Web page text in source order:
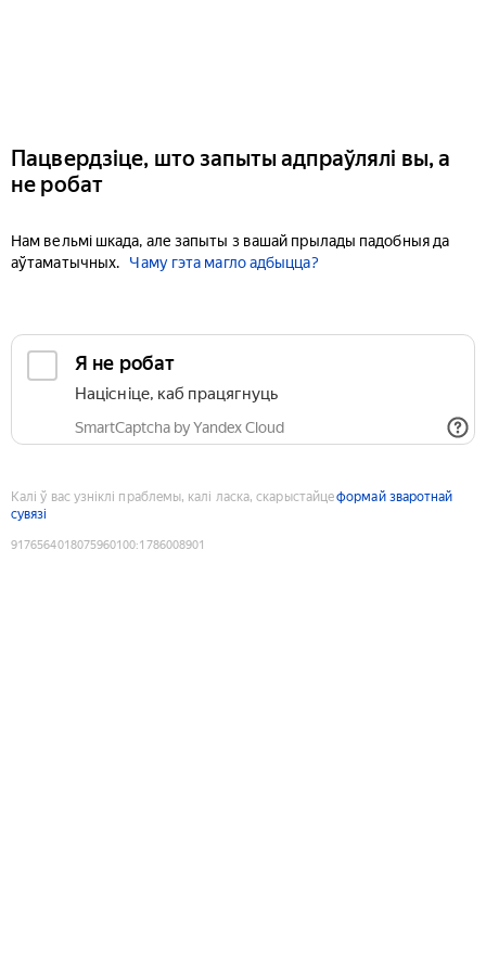
Пацвердзіце, што запыты адпраўлялі вы, а
не робат
Нам вельмі шкада, але запыты з вашай прылады падобныя да
аўтаматычных.
Чаму гэта магло адбыцца?
Я не робат
Націсніце, каб працягнуць
SmartCaptcha by Yandex Cloud
Калі ў вас узніклі праблемы, калі ласка, скарыстайцеформай зваротнай
сувязі
9176564018075960100:1786008901